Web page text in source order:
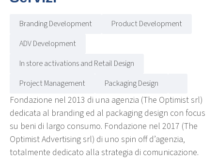
Branding Development
Product Development
ADV Development
In store activations and Retail Design
Project Management
Packaging Design
Fondazione nel 2013 di una agenzia (The Optimist srl)
dedicata al branding ed al packaging design con focus
su beni di largo consumo. Fondazione nel 2017 (The
Optimist Advertising srl) di uno spin off d’agenzia,
totalmente dedicato alla strategia di comunicazione.